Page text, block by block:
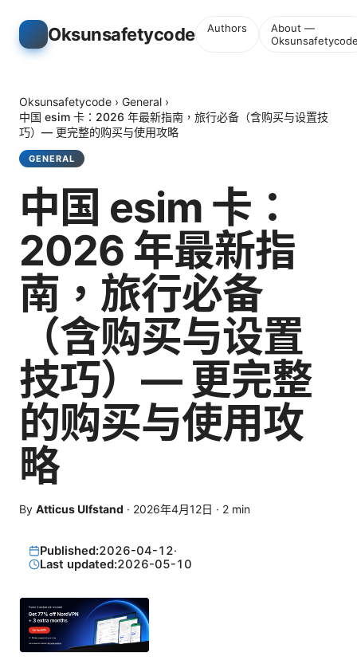
Oksunsafetycode Authors
About —
Oksunsafetycode › General ›
中国 esim 卡：2026 年最新指南，旅行必备（含购买与设置技
巧）— 更完整的购买与使用攻略
GENERAL
中国 esim 卡：
2026 年最新指
南，旅行必备
（含购买与设置
技巧）— 更完整
的购买与使用攻
略
By Atticus Ulfstand · 2026年4月12日 · 2 min
Published:2026-04-12·
Last updated:2026-05-10